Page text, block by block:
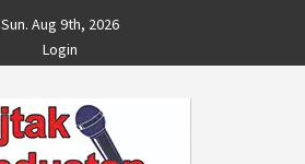
Sun. Aug 9th, 2026
Login